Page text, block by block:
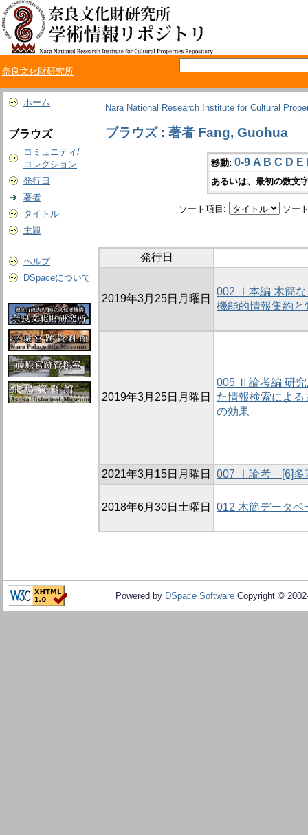
奈良文化財研究所
ホーム
ブラウズ
コミュニティ/
コレクション
発行日
著者
タイトル
主題
ヘルプ
DSpaceについて
Nara National Research Institute for Cultural
ブラウズ : 著者 Fang, Guohua
移動: 0-9 A B C D E
あるいは、最初の数文
ソート項目: ソー
発行日
2019年3月25日月曜日
002 Ⅰ本編 木簡な
機能的情報集約と
2019年3月25日月曜日
005 Ⅱ論考編 研
た情報検索によ
の効果
2021年3月15日月曜日 007 Ⅰ論考 [6]多
2018年6月30日土曜日 012 木簡データベ
Powered by DSpace Software Copyright ©